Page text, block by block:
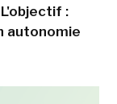
:
autonomie